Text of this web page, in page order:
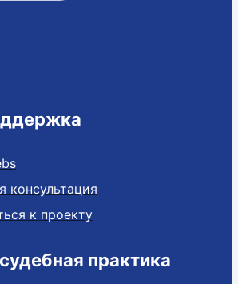
консультация
к проекту
практика